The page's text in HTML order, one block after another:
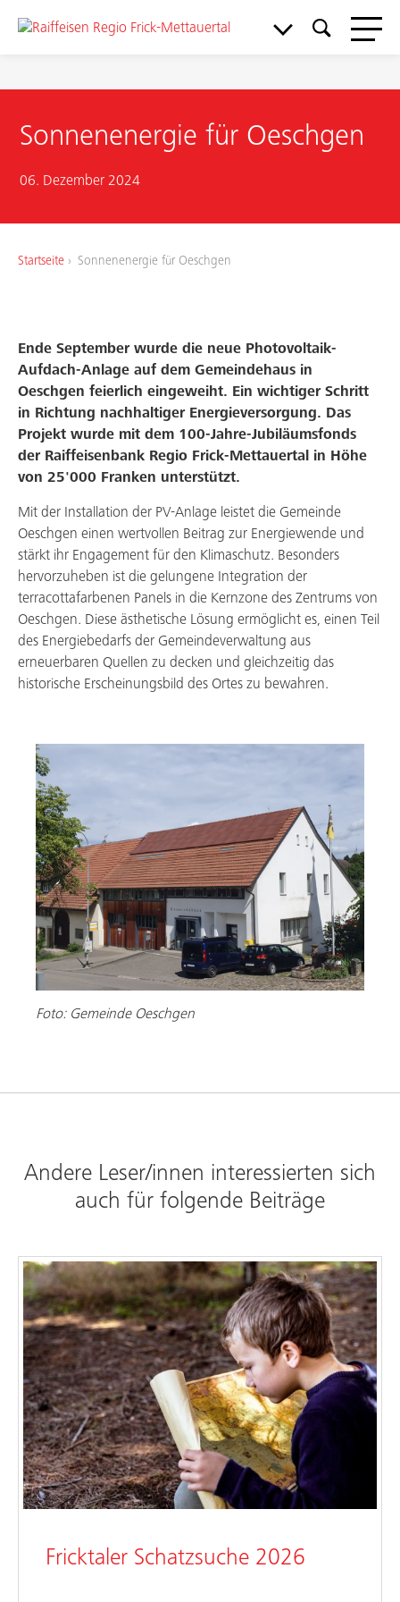
Aktuelles & Angebote
Mitgliedschaft
Über uns
Arbeiten bei uns
Sonnenenergie für Oeschgen
06. Dezember 2024
Startseite Sonnenenergie für Oeschgen
Ende September wurde die neue Photovoltaik-
Aufdach-Anlage auf dem Gemeindehaus in
Oeschgen feierlich eingeweiht. Ein wichtiger Schritt
in Richtung nachhaltiger Energieversorgung. Das
Projekt wurde mit dem 100-Jahre-Jubiläumsfonds
der Raiffeisenbank Regio Frick-Mettauertal in Höhe
von 25'000 Franken unterstützt.
Mit der Installation der PV-Anlage leistet die Gemeinde
Oeschgen einen wertvollen Beitrag zur Energiewende und
stärkt ihr Engagement für den Klimaschutz. Besonders
hervorzuheben ist die gelungene Integration der
terracottafarbenen Panels in die Kernzone des Zentrums von
Oeschgen. Diese ästhetische Lösung ermöglicht es, einen Teil
des Energiebedarfs der Gemeindeverwaltung aus
erneuerbaren Quellen zu decken und gleichzeitig das
historische Erscheinungsbild des Ortes zu bewahren.
Foto: Gemeinde Oeschgen
Andere Leser/innen interessierten sich
auch für folgende Beiträge
Fricktaler Schatzsuche 2026